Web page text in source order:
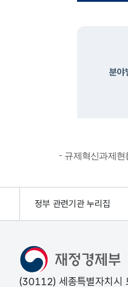
규제혁신과제현
정부 관련기관 누리집
(30112) 세종특별자치시